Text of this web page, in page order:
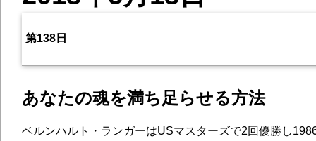
第138日
あなたの魂を満ち足らせる方法
ベルンハルト・ランガーはUSマスターズで2回優勝し